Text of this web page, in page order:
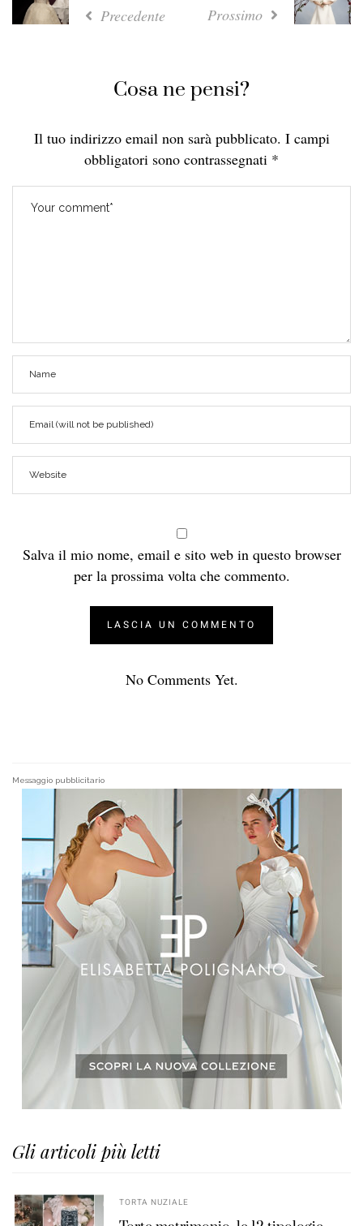
Precedente Prossimo
Cosa ne pensi?
Il tuo indirizzo email non sarà pubblicato. I campi
obbligatori sono contrassegnati *
Salva il mio nome, email e sito web in questo browser
per la prossima volta che commento.
No Comments Yet.
Messaggio pubblicitario
Gli articoli più letti
TORTA NUZIALE